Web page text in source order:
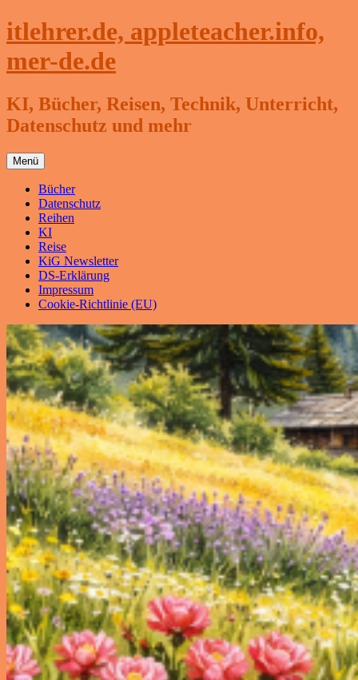
Zum
Inhalt
itlehrer.de, appleteacher.info,
mer-de.de
KI, Bücher, Reisen, Technik, Unterricht,
Datenschutz und mehr
Menü
Bücher
Datenschutz
Reihen
KI
Reise
KiG Newsletter
DS-Erklärung
Impressum
Cookie-Richtlinie (EU)